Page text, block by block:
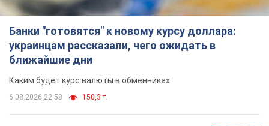
Банки "готовятся" к новому курсу доллара:
украинцам рассказали, чего ожидать в
ближайшие дни
Каким будет курс валюты в обменниках
6.08.2026 22:58 150,3 т.